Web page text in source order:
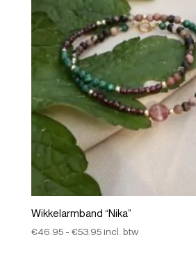
Wikkelarmband “Nika”
€46.95 - €53.95Prijsklasse:
incl. btw